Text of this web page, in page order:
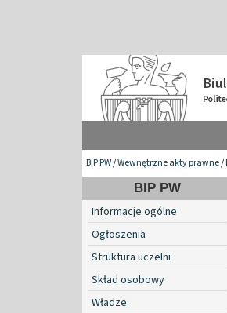
BIP PW/Wewnętrzne akty prawne/
BIP PW
Informacje ogólne
Ogłoszenia
Struktura uczelni
Skład osobowy
Władze